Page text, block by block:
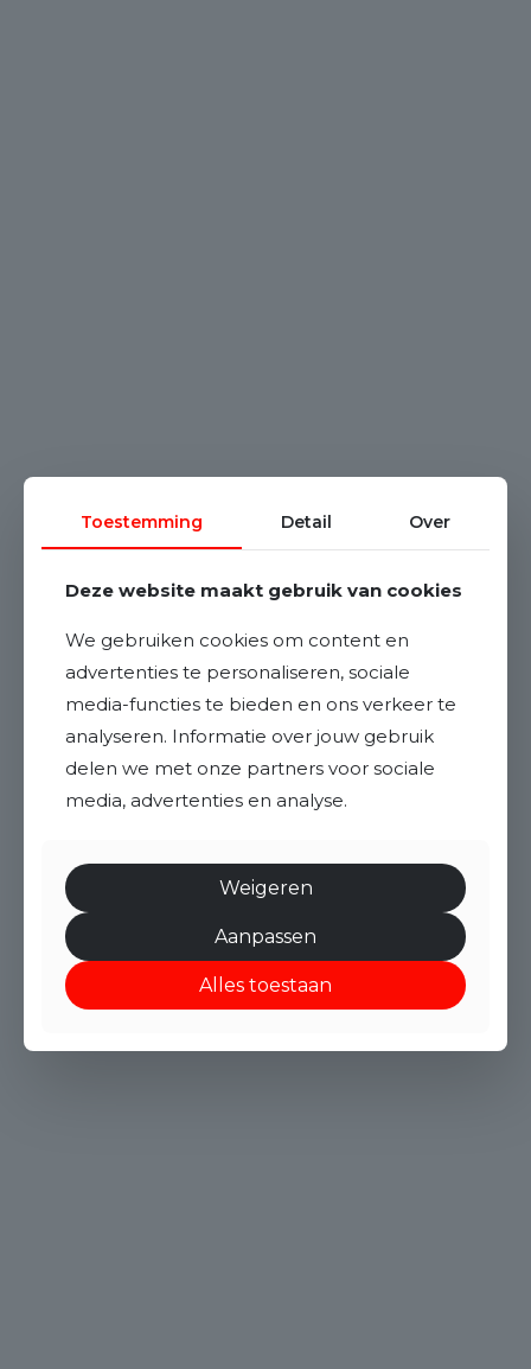
Toestemming Detail Over
Deze website maakt gebruik van cookies
We gebruiken cookies om content en
advertenties te personaliseren, sociale
media-functies te bieden en ons verkeer te
analyseren. Informatie over jouw gebruik
delen we met onze partners voor sociale
media, advertenties en analyse.
Weigeren
Aanpassen
Alles toestaan